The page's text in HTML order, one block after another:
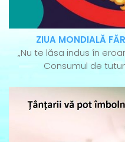
ZIUA MONDIALĂ
„Nu te lăsa indus în
Consumul de